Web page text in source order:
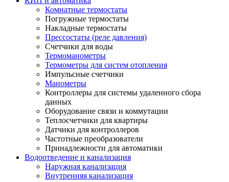
Комнатные термостаты
Погружные термостаты
Накладные термостаты
Прессостаты (реле давления)
Счетчики для воды
Термоманометры
Термометры для систем отопления
Импульсные счетчики
Манометры
Контроллеры для системы удаленного сбора
данных
Оборудование связи и коммутации
Теплосчетчики для квартиры
Датчики для контроллеров
Частотные преобразователи
Принадлежности для автоматики
Водоотведение и канализация
Наружная канализация
Внутренняя канализация